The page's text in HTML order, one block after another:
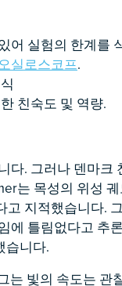
어 실험의 한계를
실로스코프.
친숙도 및 역량.
다. 그러나 덴마크
는 목성의 위성
지적했습니다.
에 틀림없다고 추
습니다.
는 빛의 속도는 관